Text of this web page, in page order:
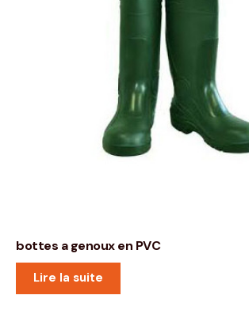
bottes a genoux en PVC
Lire la suite